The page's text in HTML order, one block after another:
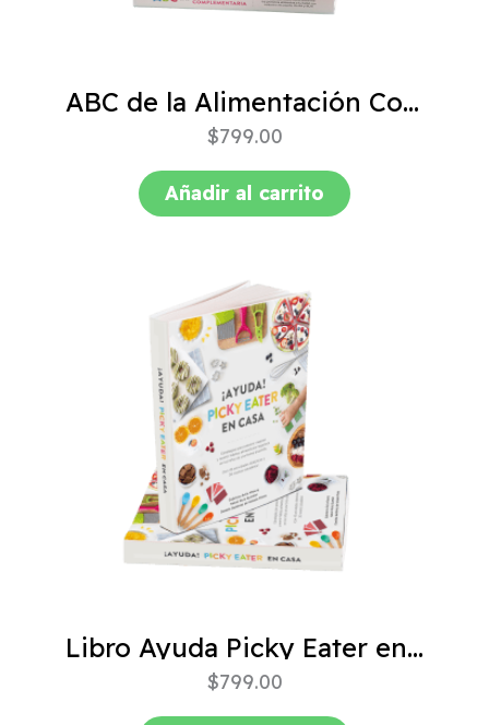
ABC de la Alimentación Complementaria 4ta edición
$799.00
Añadir al carrito
Libro Ayuda Picky Eater en casa
$799.00